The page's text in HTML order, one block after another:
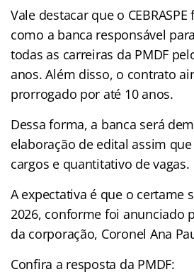
Vale destacar que o
como a banca responsável
todas as carreiras da PMDF
anos. Além disso, o contrato
prorrogado por até 10 anos.
Dessa forma, a banca será
elaboração de edital assim
cargos e quantitativo de vagas.
A expectativa é que o certame
2026, conforme foi anunciado
da corporação, Coronel Ana
Confira a resposta da PMDF: